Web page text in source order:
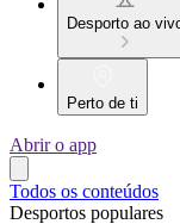
Desporto ao
Perto de ti
Abrir o app
Todos os conteúdos
Desportos populares